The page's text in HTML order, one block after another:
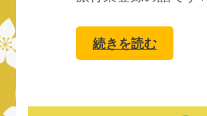
続きを読む